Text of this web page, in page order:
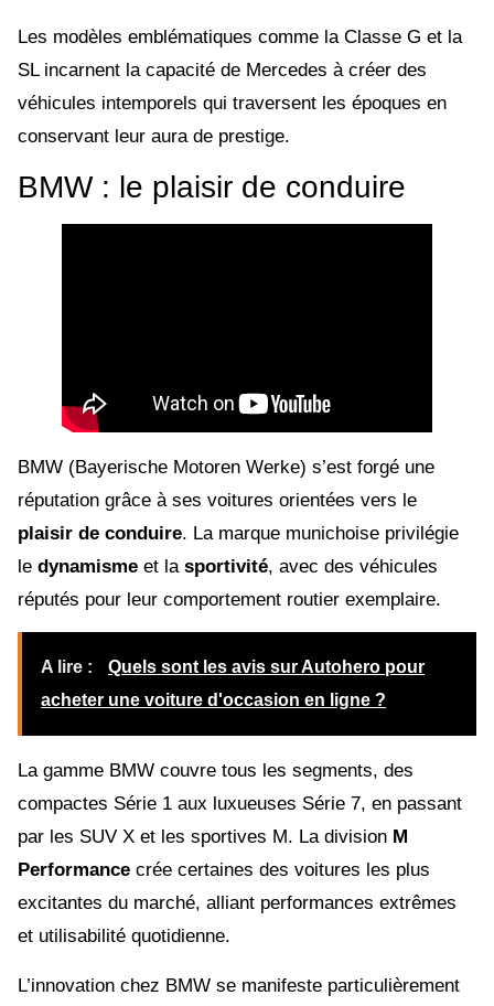
Les modèles emblématiques comme la Classe G et la
SL incarnent la capacité de Mercedes à créer des
véhicules intemporels qui traversent les époques en
conservant leur aura de prestige.
BMW : le plaisir de conduire
BMW (Bayerische Motoren Werke) s’est forgé une
réputation grâce à ses voitures orientées vers le
plaisir de conduire. La marque munichoise privilégie
le dynamisme et la sportivité, avec des véhicules
réputés pour leur comportement routier exemplaire.
A lire :
Quels sont les avis sur Autohero pour
acheter une voiture d'occasion en ligne ?
La gamme BMW couvre tous les segments, des
compactes Série 1 aux luxueuses Série 7, en passant
par les SUV X et les sportives M. La division M
Performance crée certaines des voitures les plus
excitantes du marché, alliant performances extrêmes
et utilisabilité quotidienne.
L’innovation chez BMW se manifeste particulièrement